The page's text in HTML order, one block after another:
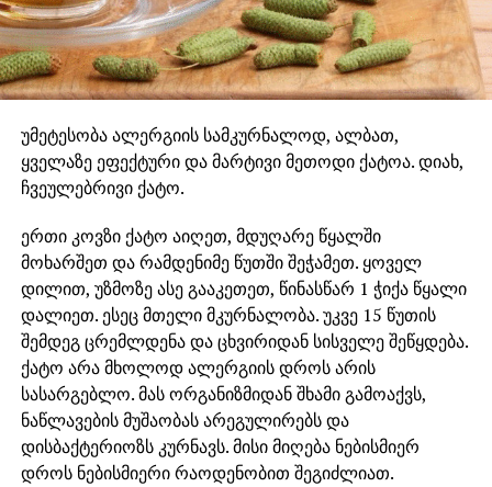
უმეტესობა ალერგიის სამკურნალოდ, ალბათ,
ყველაზე ეფექტური და მარტივი მეთოდი ქატოა. დიახ,
ჩვეულებრივი ქატო.
ერთი კოვზი ქატო აიღეთ, მდუღარე წყალში
მოხარშეთ და რამდენიმე წუთში შეჭამეთ. ყოველ
დილით, უზმოზე ასე გააკეთეთ, წინასწარ 1 ჭიქა წყალი
დალიეთ. ესეც მთელი მკურნალობა. უკვე 15 წუთის
შემდეგ ცრემლდენა და ცხვირიდან სისველე შეწყდება.
ქატო არა მხოლოდ ალერგიის დროს არის
სასარგებლო. მას ორგანიზმიდან შხამი გამოაქვს,
ნაწლავების მუშაობას არეგულირებს და
დისბაქტერიოზს კურნავს. მისი მიღება ნებისმიერ
დროს ნებისმიერი რაოდენობით შეგიძლიათ.